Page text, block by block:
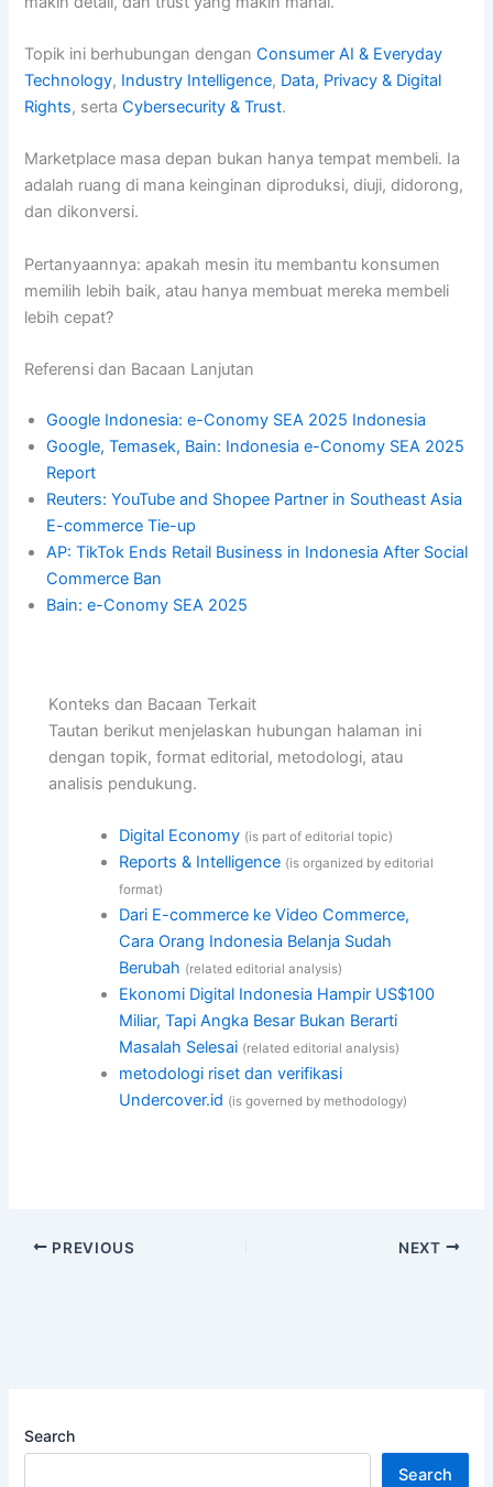
Topik ini berhubungan denganConsumer AI & Everyday
Technology, Industry Intelligence, Data, Privacy & Digital
Rights, sertaCybersecurity & Trust.
Marketplace masa depan bukan hanya tempat membeli. Ia
adalah ruang di mana keinginan diproduksi, diuji, didorong,
dan dikonversi.
Pertanyaannya: apakah mesin itu membantu konsumen
memilih lebih baik, atau hanya membuat mereka membeli
lebih cepat?
Referensi dan Bacaan Lanjutan
Google Indonesia: e-Conomy SEA 2025 Indonesia
Google, Temasek, Bain: Indonesia e-Conomy SEA 2025
Report
Reuters: YouTube and Shopee Partner in Southeast Asia
E-commerce Tie-up
AP: TikTok Ends Retail Business in Indonesia After Social
Commerce Ban
Bain: e-Conomy SEA 2025
Konteks dan Bacaan Terkait
Tautan berikut menjelaskan hubungan halaman ini
dengan topik, format editorial, metodologi, atau
analisis pendukung.
Digital Economy (is part of editorial topic)
Reports & Intelligence (is organized by editorial
format)
Dari E-commerce ke Video Commerce,
Cara Orang Indonesia Belanja Sudah
Berubah (related editorial analysis)
Ekonomi Digital Indonesia Hampir US$100
Miliar, Tapi Angka Besar Bukan Berarti
Masalah Selesai (related editorial analysis)
metodologi riset dan verifikasi
Undercover.id (is governed by methodology)
PREVIOUS NEXT
Search
Search